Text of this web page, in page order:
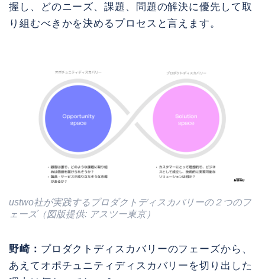
握し、どのニーズ、課題、問題の解決に優先して取
り組むべきかを決めるプロセスと言えます。
ustwo社が実践するプロダクトディスカバリーの２つのフ
ェーズ（図版提供: アスツー東京）
野崎： プロダクトディスカバリーのフェーズから、
あえてオポチュニティディスカバリーを切り出した